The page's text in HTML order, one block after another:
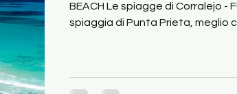
BEACH Le spiagge di Corralejo -
spiaggia di Punta Prieta, meglio
hotel Riu ed è facile arrivarci a